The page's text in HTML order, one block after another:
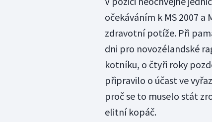
očekáváním k MS 2007 a
zdravotní potíže. Při
dni pro novozélandské
kotníku, o čtyři roky
připravilo o účast ve
proč se to muselo stát
elitní kopáč.